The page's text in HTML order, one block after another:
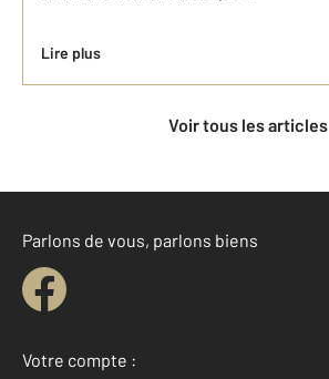
Lire plus
Voir tous les articles
Parlons de vous, parlons biens
Votre compte :